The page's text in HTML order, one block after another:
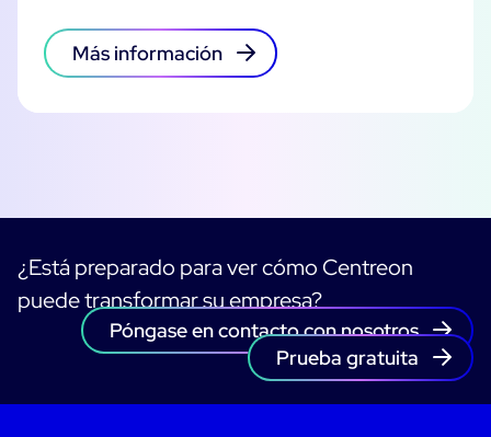
Más información
¿Está preparado para ver cómo Centreon
puede transformar su empresa?
Póngase en contacto con nosotros
Prueba gratuita